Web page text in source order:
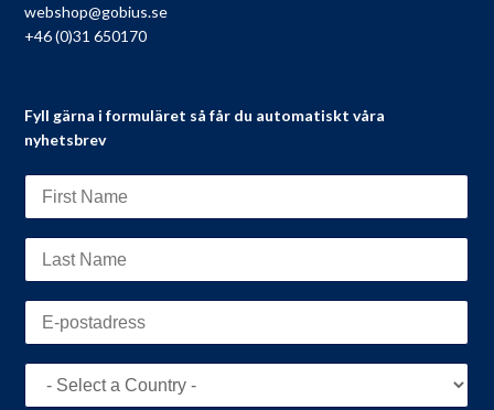
webshop@gobius.se
+46 (0)31 650170
Fyll gärna i formuläret så får du automatiskt våra
nyhetsbrev